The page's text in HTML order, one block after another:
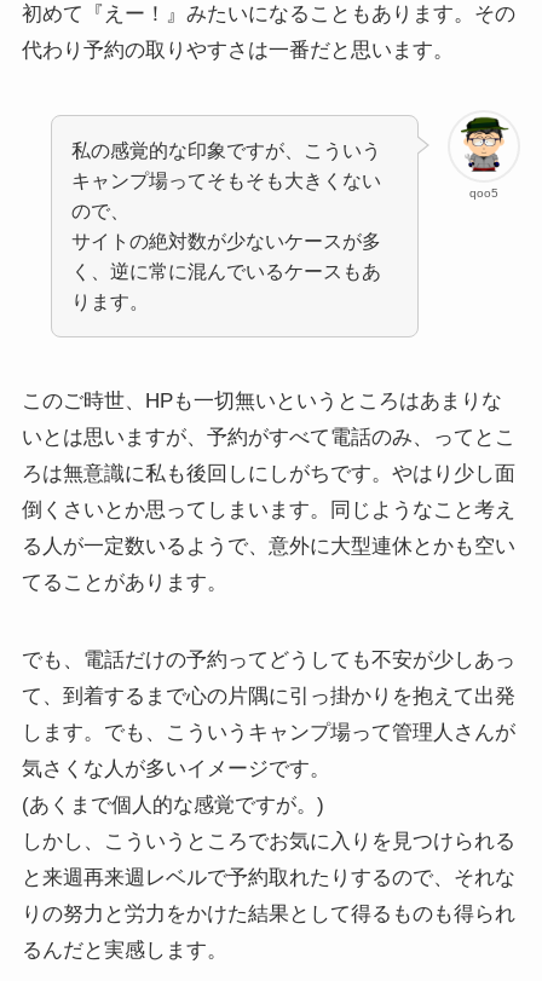
初めて『えー！』みたいになることもあります。その
代わり予約の取りやすさは一番だと思います。
qoo5
私の感覚的な印象ですが、こういう
キャンプ場ってそもそも大きくない
ので、
サイトの絶対数が少ないケースが多
く、逆に常に混んでいるケースもあ
ります。
このご時世、HPも一切無いというところはあまりな
いとは思いますが、予約がすべて電話のみ、ってとこ
ろは無意識に私も後回しにしがちです。やはり少し面
倒くさいとか思ってしまいます。同じようなこと考え
る人が一定数いるようで、意外に大型連休とかも空い
てることがあります。
でも、電話だけの予約ってどうしても不安が少しあっ
て、到着するまで心の片隅に引っ掛かりを抱えて出発
します。でも、こういうキャンプ場って管理人さんが
気さくな人が多いイメージです。
(あくまで個人的な感覚ですが。)
しかし、こういうところでお気に入りを見つけられる
と来週再来週レベルで予約取れたりするので、それな
りの努力と労力をかけた結果として得るものも得られ
るんだと実感します。